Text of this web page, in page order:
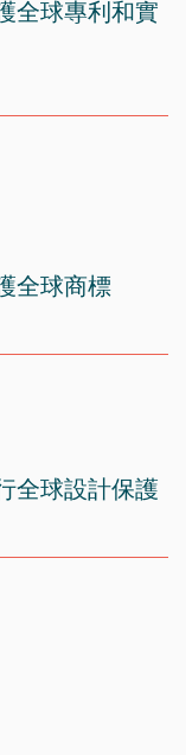
全球專利和實
全球商標
全球設計保護